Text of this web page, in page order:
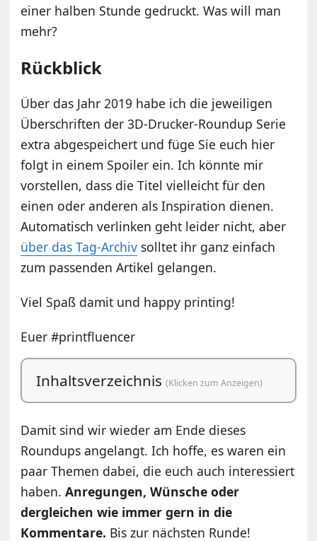
einer halben Stunde gedruckt. Was will man
mehr?
Rückblick
Über das Jahr 2019 habe ich die jeweiligen
Überschriften der 3D-Drucker-Roundup Serie
extra abgespeichert und füge Sie euch hier
folgt in einem Spoiler ein. Ich könnte mir
vorstellen, dass die Titel vielleicht für den
einen oder anderen als Inspiration dienen.
Automatisch verlinken geht leider nicht, aber
über das Tag-Archiv solltet ihr ganz einfach
zum passenden Artikel gelangen.
Viel Spaß damit und happy printing!
Euer #printfluencer
Inhaltsverzeichnis(Klicken zum Anzeigen)
Damit sind wir wieder am Ende dieses
Roundups angelangt. Ich hoffe, es waren ein
paar Themen dabei, die euch auch interessiert
haben.Anregungen, Wünsche oder
dergleichen wie immer gern in die
Kommentare. Bis zur nächsten Runde!